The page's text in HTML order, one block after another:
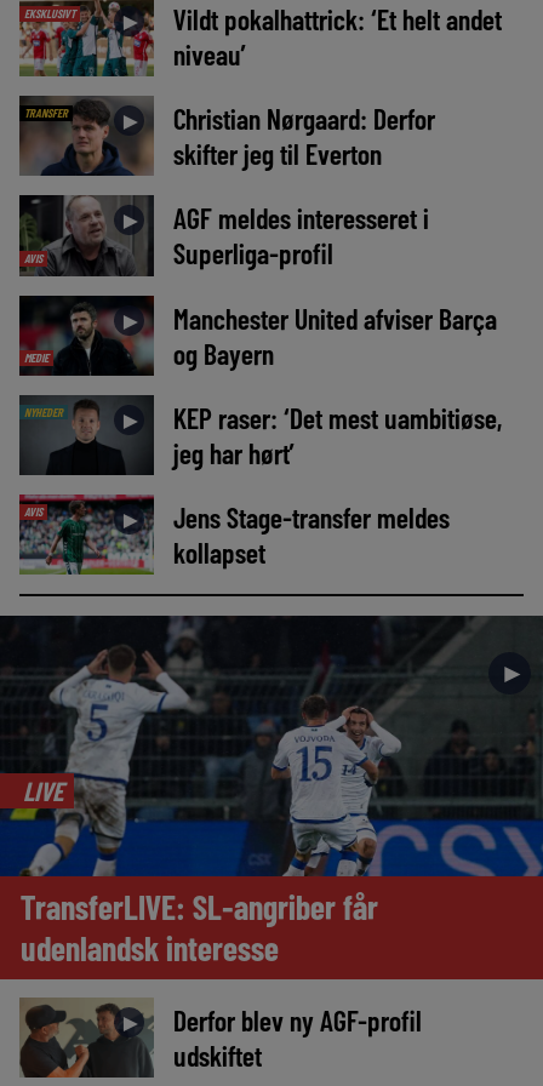
EKSKLUSIVT ►
Vildt pokalhattrick: ‘Et helt andet
niveau’
TRANSFER ►
Christian Nørgaard: Derfor
skifter jeg til Everton
AVIS
►
AGF meldes interesseret i
Superliga-profil
MEDIE
►
Manchester United afviser Barça
og Bayern
NYHEDER ►
KEP raser: ‘Det mest uambitiøse,
jeg har hørt’
AVIS ►
Jens Stage-transfer meldes
kollapset
►
LIVE
TransferLIVE: SL-angriber får
udenlandsk interesse
►
Derfor blev ny AGF-profil
udskiftet